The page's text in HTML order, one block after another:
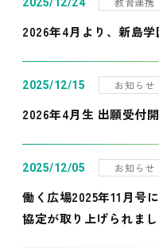
2026年4月より、新島
2025/12/15 お知らせ
2026年4月生 出願受付開
2025/12/05 お知らせ
働く広場2025年11月号
協定が取り上げられま